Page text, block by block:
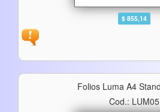
$ 855,14
Folios Luma A4
Cod.: LUM05